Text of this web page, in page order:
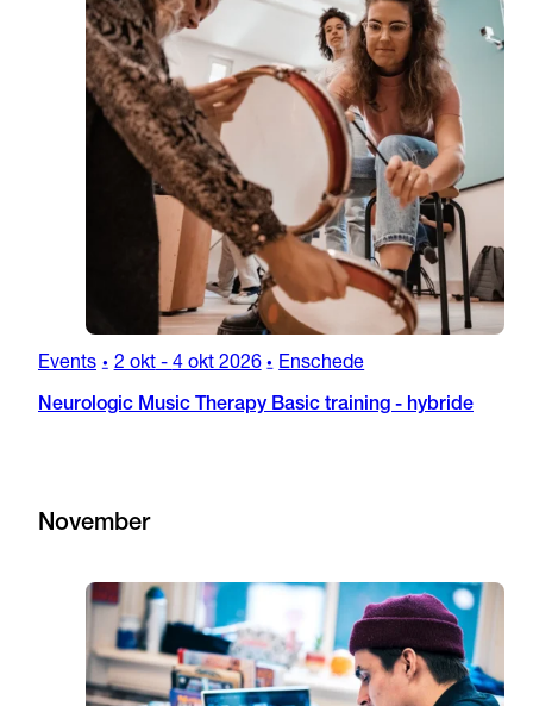
Events • 2 okt- 4 okt 2026 • Enschede
Neurologic Music Therapy Basic training - hybride
November